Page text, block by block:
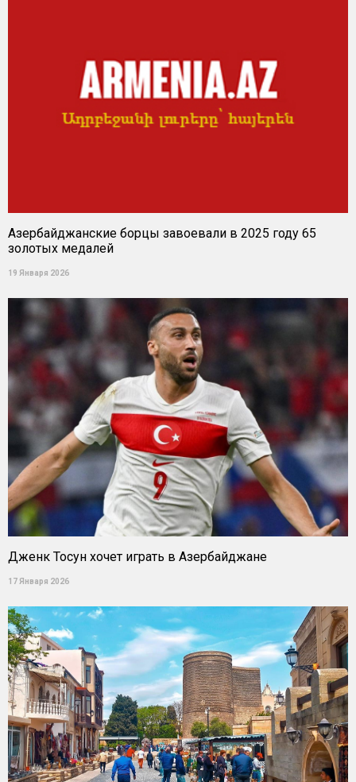
Азербайджанские борцы завоевали в 2025 году 65
золотых медалей
19 Января 2026
Дженк Тосун хочет играть в Азербайджане
17 Января 2026